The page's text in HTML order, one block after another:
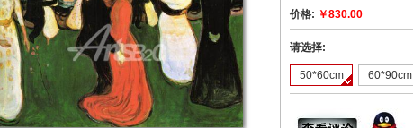
价格: ￥830.00
请选择:
50*60cm 60*90cm